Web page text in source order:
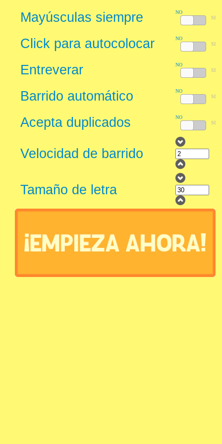
Mayúsculas siempre
NO
SI
Click para autocolocar
NO
SI
Entreverar
NO
SI
Barrido automático
NO
SI
Acepta duplicados
NO
SI
Velocidad de barrido
Tamaño de letra